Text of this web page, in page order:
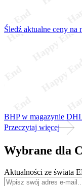
Śledź aktualne ceny na
BHP w magazynie
Przeczytaj więcej
Wybrane dla
Aktualności ze świata